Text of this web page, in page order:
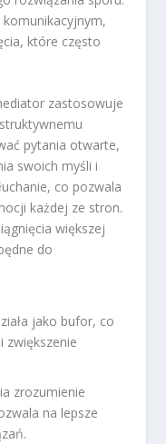
które często
zastosowuje
pytania otwarte,
swoich myśli i
co pozwala
każdej ze stron.
większej
do
jako bufor, co
zwiększenie
zrozumienie
na lepsze